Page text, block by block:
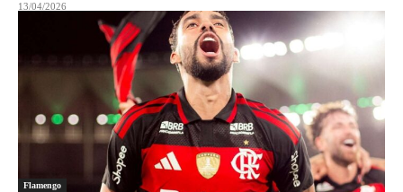
13/04/2026
Flamengo